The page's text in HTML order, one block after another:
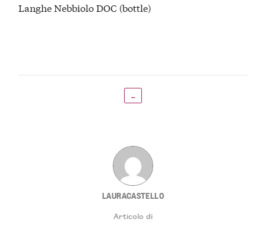
Langhe Nebbiolo DOC (bottle)
←
LAURACASTELLO
Articolo di